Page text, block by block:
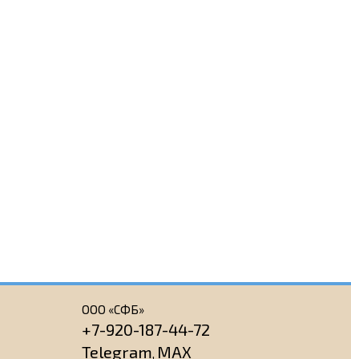
ООО «СФБ»
+7-920-187-44-72
Telegram, MAX